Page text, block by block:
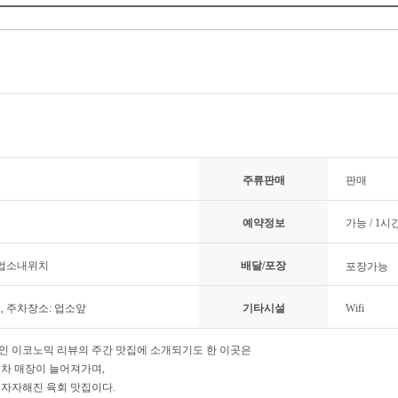
주류판매 판매
예약정보 가능 / 1시
소내위치 배달/포장 포장가능
주차장소: 업소앞 기타시설 Wifi
이코노믹 리뷰의 주간 맛집에 소개되기도 한 이곳은
매장이 늘어져가며,
자해진 육회 맛집이다.